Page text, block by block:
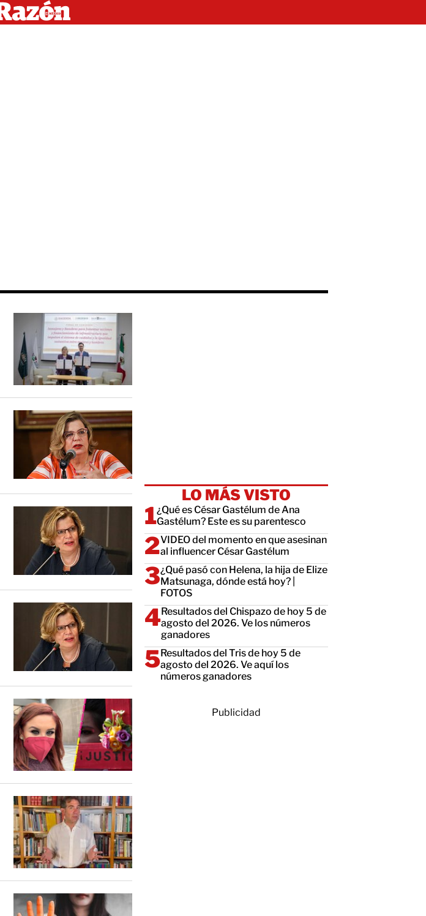
LO MÁS VISTO
¿Qué es César Gastélum de Ana
Gastélum? Este es su parentesco
VIDEO del momento en que asesinan
al influencer César Gastélum
¿Qué pasó con Helena, la hija de Elize
Matsunaga, dónde está hoy? |
FOTOS
Resultados del Chispazo de hoy 5 de
agosto del 2026. Ve los números
ganadores
Resultados del Tris de hoy 5 de
agosto del 2026. Ve aquí los
números ganadores
Publicidad